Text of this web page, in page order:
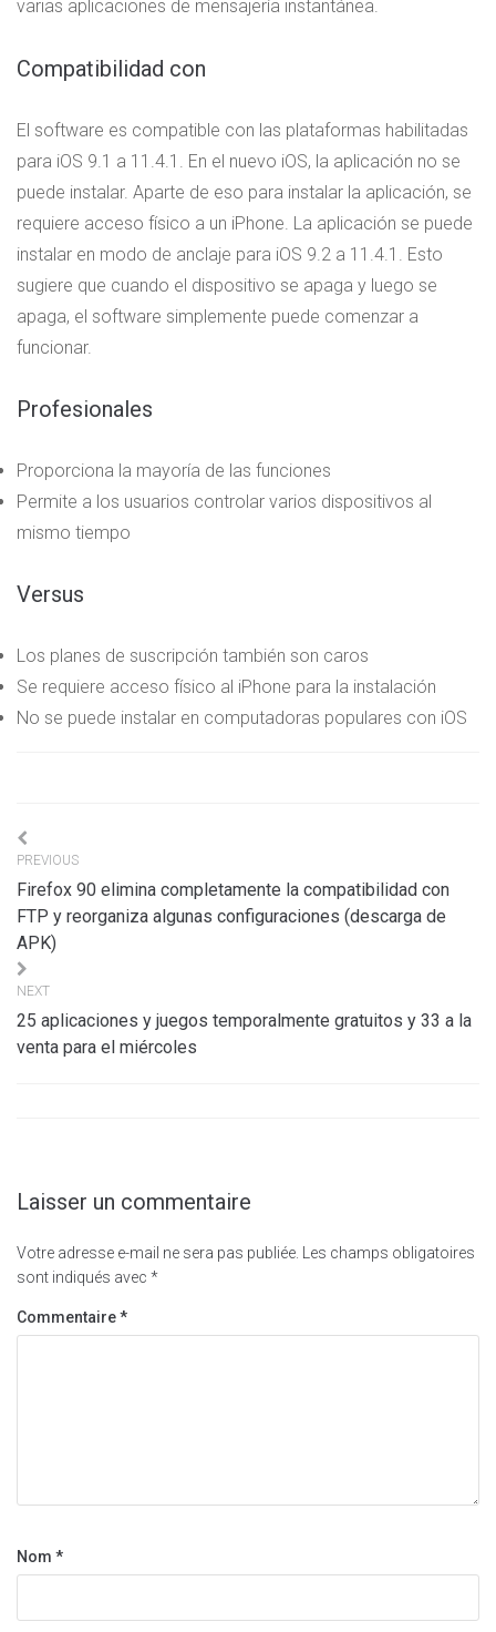
varias aplicaciones de mensajería instantánea.
Compatibilidad con
El software es compatible con las plataformas habilitadas
para iOS 9.1 a 11.4.1. En el nuevo iOS, la aplicación no se
puede instalar. Aparte de eso para instalar la aplicación, se
requiere acceso físico a un iPhone. La aplicación se puede
instalar en modo de anclaje para iOS 9.2 a 11.4.1. Esto
sugiere que cuando el dispositivo se apaga y luego se
apaga, el software simplemente puede comenzar a
funcionar.
Profesionales
Proporciona la mayoría de las funciones
Permite a los usuarios controlar varios dispositivos al
mismo tiempo
Versus
Los planes de suscripción también son caros
Se requiere acceso físico al iPhone para la instalación
No se puede instalar en computadoras populares con iOS
Navigation
de
l’article
PREVIOUS
Firefox 90 elimina completamente la compatibilidad con
FTP y reorganiza algunas configuraciones (descarga de
APK)
NEXT
25 aplicaciones y juegos temporalmente gratuitos y 33 a la
venta para el miércoles
Laisser un commentaire
Votre adresse e-mail ne sera pas publiée.
Les champs obligatoires
sont indiqués avec *
Commentaire*
Nom *